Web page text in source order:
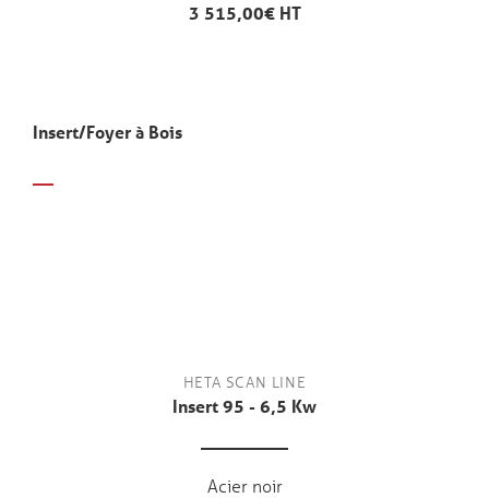
3 515,00€ HT
Insert/Foyer à Bois
HETA SCAN LINE
Insert 95 - 6,5 Kw
Acier noir